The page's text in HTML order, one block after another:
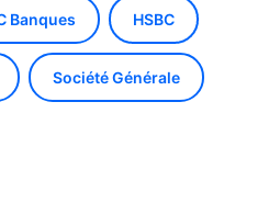
Banques HSBC
Société Générale